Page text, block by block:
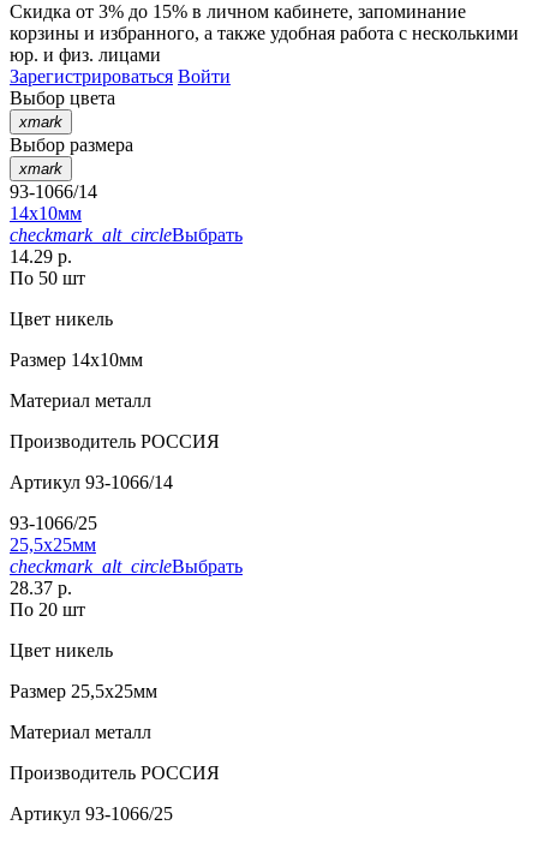
Скидка от 3% до 15% в личном кабинете, запоминание
корзины и избранного, а также удобная работа с несколькими
юр. и физ. лицами
Зарегистрироваться Войти
Выбор цвета
xmark
Выбор размера
xmark
93-1066/14
14х10мм
checkmark_alt_circleВыбрать
14.29 р.
По 50 шт
Цвет никель
Размер 14х10мм
Материал металл
Производитель РОССИЯ
Артикул 93-1066/14
93-1066/25
25,5х25мм
checkmark_alt_circleВыбрать
28.37 р.
По 20 шт
Цвет никель
Размер 25,5х25мм
Материал металл
Производитель РОССИЯ
Артикул 93-1066/25